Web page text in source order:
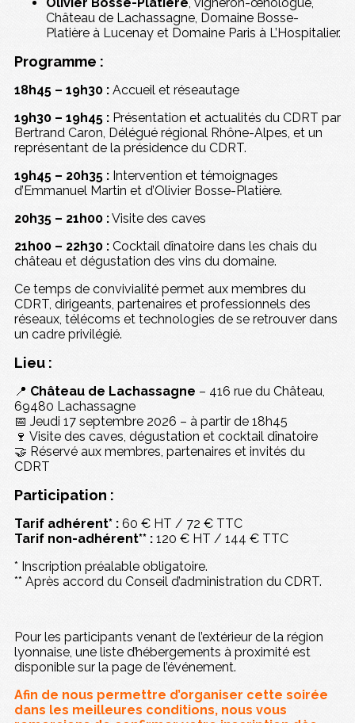
Château de Lachassagne, Domaine Bosse-
Platière à Lucenay et Domaine Paris à L’Hospitalier.
Programme :
18h45 – 19h30 : Accueil et réseautage
19h30 – 19h45 : Présentation et actualités du CDRT par
Bertrand Caron, Délégué régional Rhône-Alpes, et un
représentant de la présidence du CDRT.
19h45 – 20h35 : Intervention et témoignages
d’Emmanuel Martin et d’Olivier Bosse-Platière.
20h35 – 21h00 :Visite des caves
21h00 – 22h30 : Cocktail dînatoire dans les chais du
château et dégustation des vins du domaine.
Ce temps de convivialité permet aux membres du
CDRT, dirigeants, partenaires et professionnels des
réseaux, télécoms et technologies de se retrouver dans
un cadre privilégié.
Lieu :
📍 Château de Lachassagne – 416 rue du Château,
69480 Lachassagne
📅 Jeudi 17 septembre 2026 – à partir de 18h45
🍷 Visite des caves, dégustation et cocktail dînatoire
🤝 Réservé aux membres, partenaires et invités du
CDRT
Participation :
Tarif adhérent* : 60 € HT / 72 € TTC
Tarif non-adhérent** : 120 € HT / 144 € TTC
* Inscription préalable obligatoire.
** Après accord du Conseil d’administration du CDRT.
Pour les participants venant de l’extérieur de la région
lyonnaise, une liste d’hébergements à proximité est
disponible sur la page de l’événement.
Afin de nous permettre d’organiser cette soirée
dans les meilleures conditions, nous vous